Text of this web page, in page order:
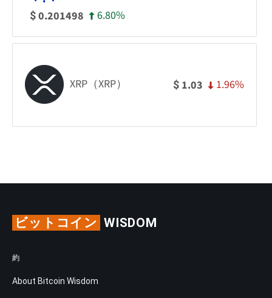
$0.201498 6.80%
XRP（XRP） $ 1.03 1.96%
ビットコイン WISDOM
約
About Bitcoin Wisdom